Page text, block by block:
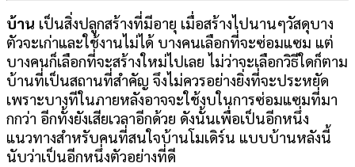
บ้าน เป็นสิ่งปลูกสร้างที่มีอายุ เมื่อสร้างไปนานๆวัสดุบาง
ตัวจะเก่าและใช้งานไม่ได้ บางคนเลือกที่จะซ่อมแซม แต่
บางคนก็เลือกที่จะสร้างใหม่ไปเลย ไม่ว่าจะเลือกวิธีใดก็ตาม
บ้านที่เป็นสถานที่สำคัญ จึงไม่ควรอย่างยิ่งที่จะประหยัด
เพราะบางทีในภายหลังอาจจะใช้งบในการซ่อมแซมที่มา
กกว่า อีกทั้งยังเสียเวลาอีกด้วย ดังนั้นเพื่อเป็นอีกหนึ่ง
แนวทางสำหรับคนที่สนใจบ้านโมเดิร์น แบบบ้านหลังนี้
นับว่าเป็นอีกหนึ่งตัวอย่างที่ดี